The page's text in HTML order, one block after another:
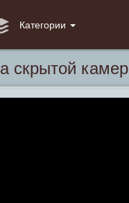
Категории
скрытой